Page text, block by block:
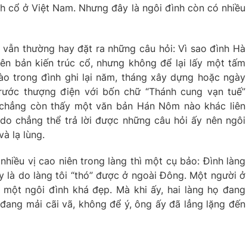
ở Việt Nam. Nhưng đây là ngôi đình còn có nhiều
thường hay đặt ra những câu hỏi: Vì sao đình Hà
bản kiến trúc cổ, nhưng không để lại lấy một tấm
trong đình ghi lại năm, tháng xây dựng hoặc ngày
thượng điện với bốn chữ “Thánh cung vạn tuế”
còn thấy một văn bản Hán Nôm nào khác liên
chẳng thể trả lời được những câu hỏi ấy nên ngôi
lạ lùng.
vị cao niên trong làng thì một cụ bảo: Đình làng
là do làng tôi “thó” được ở ngoài Đông. Một người ở
ngôi đình khá đẹp. Mà khi ấy, hai làng họ đang
mải cãi vã, không để ý, ông ấy đã lẳng lặng đến